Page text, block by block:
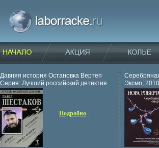
Давняя история Остановка Вертеп
Серия: Лучший российский детектив
инфо 3071o.
Подробно
Эксмо,
ISBN 978-
экз
инфо